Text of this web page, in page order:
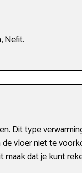
Nefit.
Dit type
vloer niet te
dat je kunt